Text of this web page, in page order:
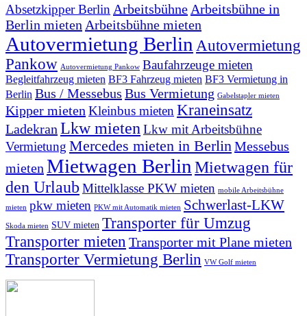
Absetzkipper Berlin Arbeitsbühne Arbeitsbühne in
Berlin mieten Arbeitsbühne mieten
Autovermietung Berlin Autovermietung
Pankow Autovermietung Pankow Baufahrzeuge mieten
Begleitfahrzeug mieten BF3 Fahrzeug mieten BF3 Vermietung in
Berlin Bus / Messebus Bus Vermietung Gabelstapler mieten
Kipper mieten Kleinbus mieten Kraneinsatz
Ladekran Lkw mieten Lkw mit Arbeitsbühne
Vermietung Mercedes mieten in Berlin Messebus
mieten Mietwagen Berlin Mietwagen für
den Urlaub Mittelklasse PKW mieten mobile Arbeitsbühne
mieten pkw mieten PKW mit Automatik mieten Schwerlast-LKW
Skoda mieten SUV mieten Transporter für Umzug
Transporter mieten Transporter mit Plane mieten
Transporter Vermietung Berlin VW Golf mieten